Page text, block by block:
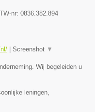
nr: 0836.382.894
Screenshot ▼
Wij begeleiden u
leningen,